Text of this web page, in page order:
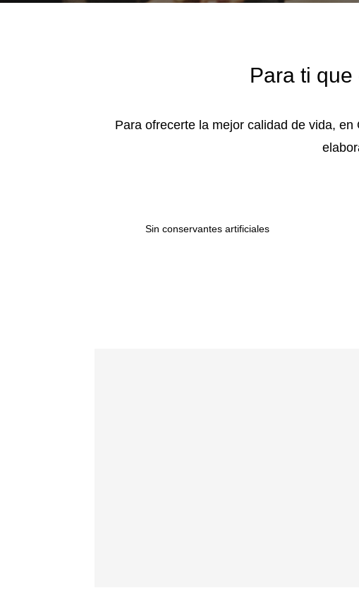
Para ti
Para ofrecerte la mejor calidad de vida,
Sin conservantes artificiales